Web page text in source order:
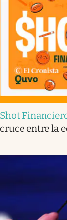
Shot
cruce entre la